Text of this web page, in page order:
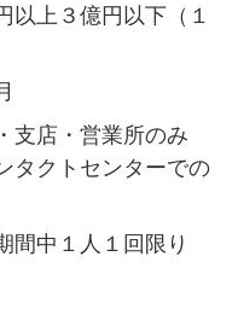
以上３億円以下（１
支店・営業所のみ
タクトセンターでの
間中１人１回限り